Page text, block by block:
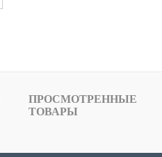
ПРОСМОТРЕННЫЕ
ТОВАРЫ